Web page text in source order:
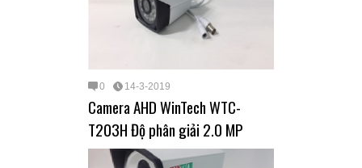
0 14-3-2019
Camera AHD WinTech WTC-
T203H Độ phân giải 2.0 MP